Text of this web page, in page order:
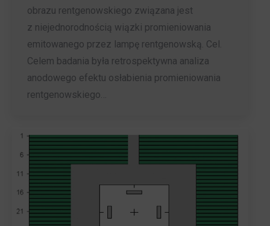
obrazu rentgenowskiego związana jest
z niejednorodnością wiązki promieniowania
emitowanego przez lampę rentgenowską. Cel.
Celem badania była retrospektywna analiza
anodowego efektu osłabienia promieniowania
rentgenowskiego…